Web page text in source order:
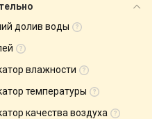
долив воды
влажности
температуры
качества воздуха